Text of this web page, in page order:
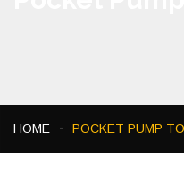
HOME POCKET PUMP